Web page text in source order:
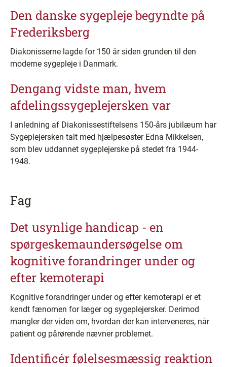
Den danske sygepleje begyndte på
Frederiksberg
Diakonisserne lagde for 150 år siden grunden til den
moderne sygepleje i Danmark.
Dengang vidste man, hvem
afdelingssygeplejersken var
I anledning af Diakonissestiftelsens 150-års jubilæum har
Sygeplejersken talt med hjælpesøster Edna Mikkelsen,
som blev uddannet sygeplejerske på stedet fra 1944-
1948.
Fag
Det usynlige handicap - en
spørgeskemaundersøgelse om
kognitive forandringer under og
efter kemoterapi
Kognitive forandringer under og efter kemoterapi er et
kendt fænomen for læger og sygeplejersker. Derimod
mangler der viden om, hvordan der kan interveneres, når
patient og pårørende nævner problemet.
Identificér følelsesmæssig reaktion